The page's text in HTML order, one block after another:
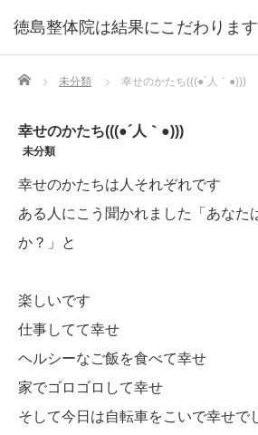
徳島整体院は結果にこだわります
Home 未分類 幸せのかたち(((●´人｀●)))
幸せのかたち(((●´人｀●)))
未分類
幸せのかたちは人それぞれです
ある人にこう聞かれました「あなた
か？」と
楽しいです
仕事してて幸せ
ヘルシーなご飯を食べて幸せ
家でゴロゴロして幸せ
そして今日は自転車をこいで幸せで